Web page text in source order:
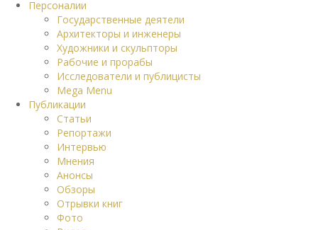
Персоналии
Государственные деятели
Архитекторы и инженеры
Художники и скульпторы
Рабочие и прорабы
Исследователи и публицисты
Mega Menu
Публикации
Статьи
Репортажи
Интервью
Мнения
Анонсы
Обзоры
Отрывки книг
Фото